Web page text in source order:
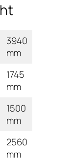
3940
mm
1745
mm
1500
mm
2560
mm